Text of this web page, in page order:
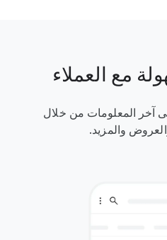
مع العملاء
آخر المعلومات من خلال
والمزيد.